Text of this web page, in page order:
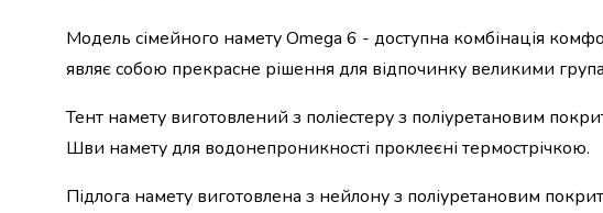
алкоголю
Продукти
напої
Бакалія
Макаронні
Модель сімейного намету Omega 6 - доступна комбінація
являє собою прекрасне рішення для відпочинку великими
Тент намету виготовлений з поліестеру з поліуретановим
Шви намету для водонепроникності проклеєні термострічкою.
Підлога намету виготовлена з нейлону з поліуретановим